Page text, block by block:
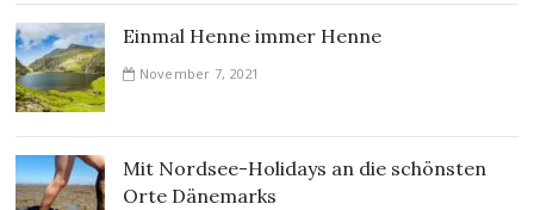
Einmal Henne immer Henne
November 7, 2021
Mit Nordsee-Holidays an die schönsten
Orte Dänemarks